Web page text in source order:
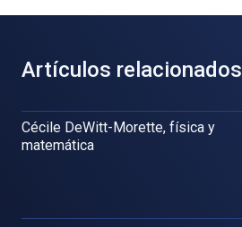
Artículos relacionados
Cécile DeWitt-Morette, física y
matemática